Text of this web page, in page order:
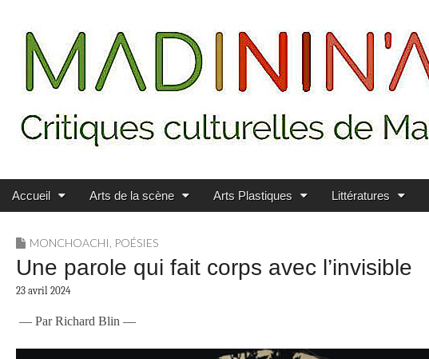
MADININ'ART
Main menu
Skip to content
Accueil Arts de la scène Arts Plastiques Littératures
MONCHOACHI POÉSIES
Une parole qui fait corps avec l’invisible
23 avril 2024
— Par Richard Blin —